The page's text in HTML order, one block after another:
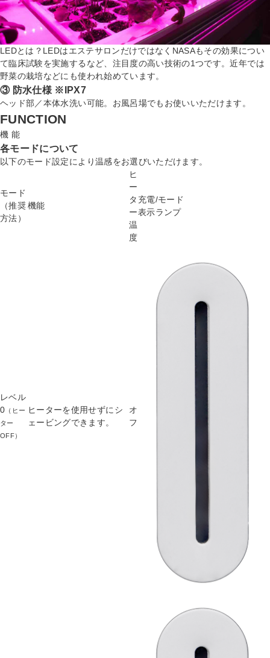
LEDとは？ LEDはエステサロンだけではなくNASAもその効果につい
て臨床試験を実施するなど、注目度の高い技術の1つです。近年では
野菜の栽培などにも使われ始めています。
③ 防水仕様 ※IPX7
ヘッド部／本体水洗い可能。お風呂場でもお使いいただけます。
FUNCTION
機 能
各モードについて
以下のモード設定により温感をお選びいただけます。
モード
（推奨
方法）
機能
ヒ
ー
タ
ー
温
度
充電/モード
表示ランプ
レベル
0 （ヒー
ター
OFF）
ヒーターを使用せずにシ
ェービングできます。
オ
フ